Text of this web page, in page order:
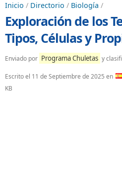
Inicio / Directorio / Biología /
Exploración de los
Tipos, Células y
Enviado por Programa Chuletas y
Escrito el 11 de Septiembre de 2025 en
KB